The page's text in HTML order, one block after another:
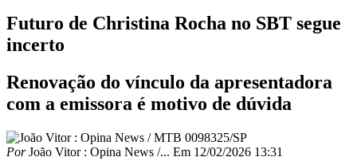
Futuro de Christina Rocha no SBT segue
incerto
Renovação do vínculo da apresentadora
com a emissora é motivo de dúvida
PorJoão Vitor : Opina News /... Em 12/02/2026 13:31